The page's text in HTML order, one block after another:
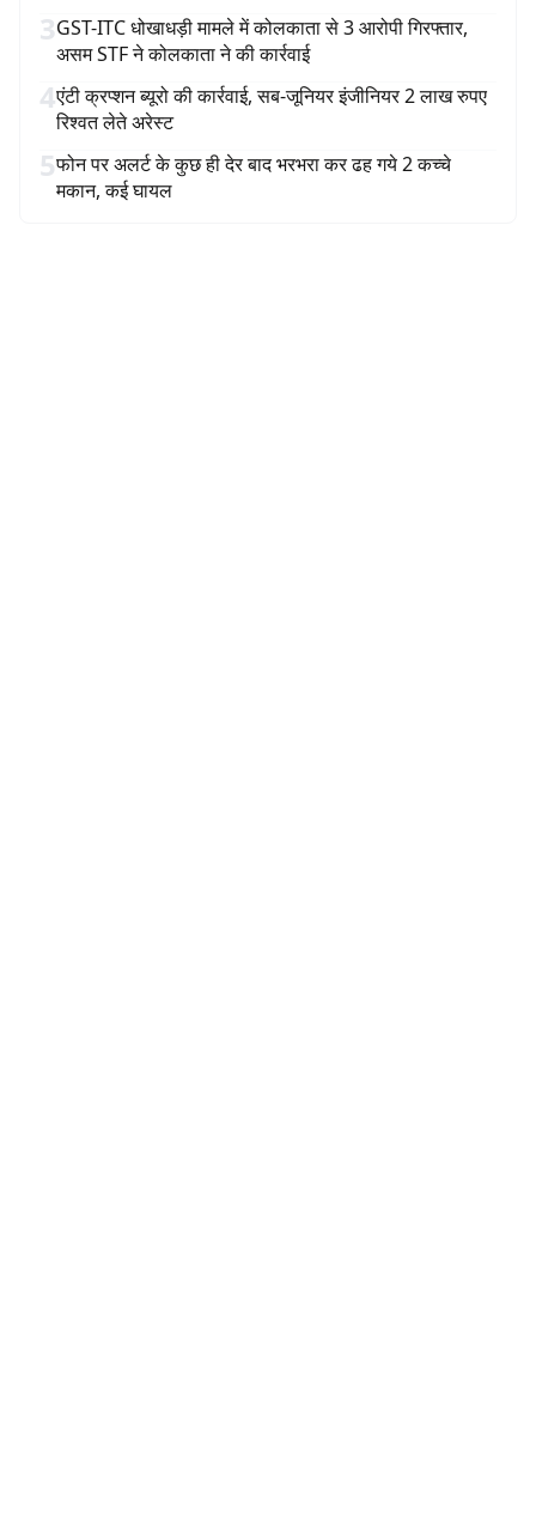
3GST-ITC धोखाधड़ी मामले में कोलकाता से 3 आरोपी गिरफ्तार,
असम STF ने कोलकाता ने की कार्रवाई
4एंटी क्रप्शन ब्यूरो की कार्रवाई, सब-जूनियर इंजीनियर 2 लाख रुपए
रिश्वत लेते अरेस्ट
5फोन पर अलर्ट के कुछ ही देर बाद भरभरा कर ढह गये 2 कच्चे
मकान, कई घायल